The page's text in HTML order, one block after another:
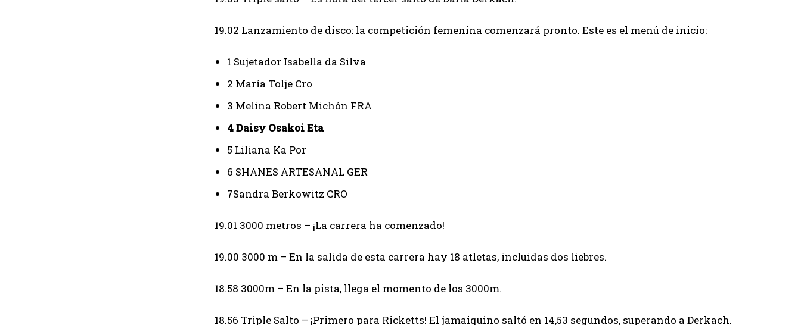
19.02 Lanzamiento de disco: la competición femenina comenzará pronto. Este es el menú de inicio:
1 Sujetador Isabella da Silva
2 María Tolje Cro
3 Melina Robert Michón FRA
4 Daisy Osakoi Eta
5 Liliana Ka Por
6 SHANES ARTESANAL GER
7Sandra Berkowitz CRO
19.01 3000 metros – ¡La carrera ha comenzado!
19.00 3000 m – En la salida de esta carrera hay 18 atletas, incluidas dos liebres.
18.58 3000m – En la pista, llega el momento de los 3000m.
18.56 Triple Salto – ¡Primero para Ricketts! El jamaiquino saltó en 14,53 segundos, superando a Derkach.